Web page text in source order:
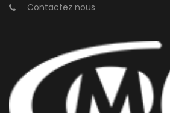
Contactez nous